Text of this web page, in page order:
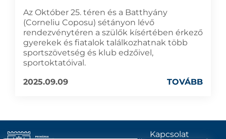
Az Október 25. téren és a Batthyány
(Corneliu Coposu) sétányon lévő
rendezvénytéren a szülők kísértében érkező
gyerekek és fiatalok találkozhatnak több
sportszövetség és klub edzőivel,
sportoktatóival.
2025.09.09
TOVÁBB
Kapcsolat